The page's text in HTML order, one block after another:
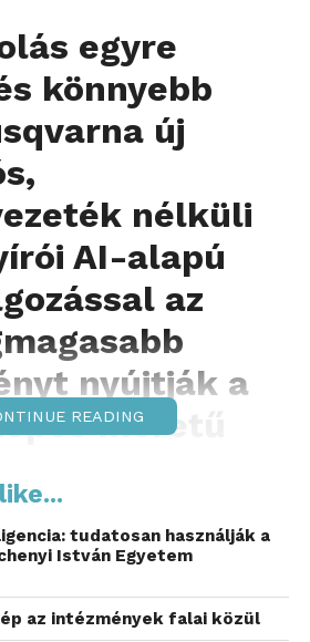
egyre
könnyebb
új
nélküli
AI-alapú
az
nyújtják a
méretű
képfeldolgozási
készülékei több mint 30
ötvöznek. A 2026
Európában gyártott modellek az
intuitív működésnek
READING
tudatosan használják a
István Egyetem
az intézmények falai közül